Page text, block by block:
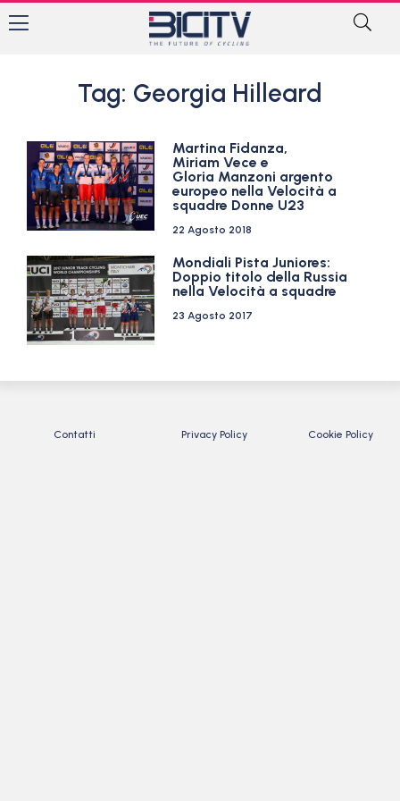
Tag: Georgia Hilleard
Martina Fidanza,
Miriam Vece e
Gloria Manzoni argento
europeo nella Velocità a
squadre Donne U23
22 Agosto 2018
Mondiali Pista Juniores:
Doppio titolo della Russia
nella Velocità a squadre
23 Agosto 2017
Contatti Privacy Policy Cookie Policy